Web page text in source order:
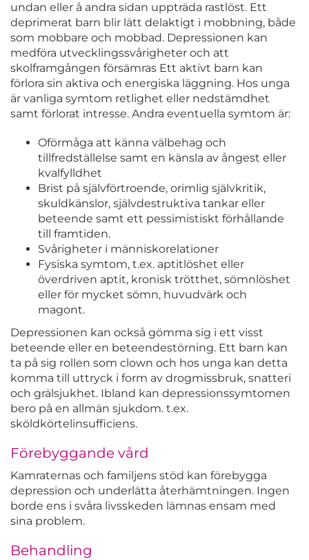
undan eller å andra sidan uppträda rastlöst. Ett
deprimerat barn blir lätt delaktigt i mobbning, både
som mobbare och mobbad. Depressionen kan
medföra utvecklingssvårigheter och att
skolframgången försämras Ett aktivt barn kan
förlora sin aktiva och energiska läggning. Hos unga
är vanliga symtom retlighet eller nedstämdhet
samt förlorat intresse. Andra eventuella symtom är:
Oförmåga att känna välbehag och
tillfredställelse samt en känsla av ångest eller
kvalfylldhet
Brist på självförtroende, orimlig självkritik,
skuldkänslor, självdestruktiva tankar eller
beteende samt ett pessimistiskt förhållande
till framtiden.
Svårigheter i människorelationer
Fysiska symtom, t.ex. aptitlöshet eller
överdriven aptit, kronisk trötthet, sömnlöshet
eller för mycket sömn, huvudvärk och
magont.
Depressionen kan också gömma sig i ett visst
beteende eller en beteendestörning. Ett barn kan
ta på sig rollen som clown och hos unga kan detta
komma till uttryck i form av drogmissbruk, snatteri
och grälsjukhet. Ibland kan depressionssymtomen
bero på en allmän sjukdom. t.ex.
sköldkörtelinsufficiens.
Förebyggande vård
Kamraternas och familjens stöd kan förebygga
depression och underlätta återhämtningen. Ingen
borde ens i svåra livsskeden lämnas ensam med
sina problem.
Behandling